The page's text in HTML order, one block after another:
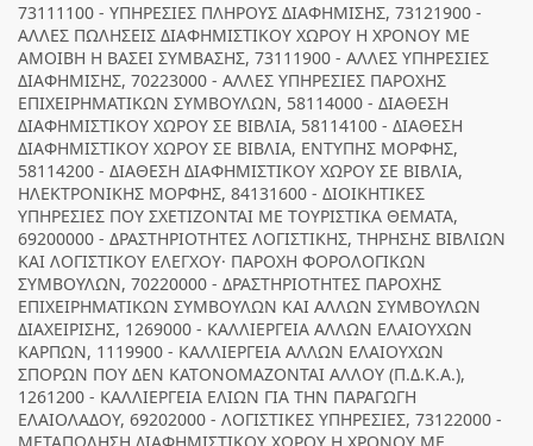
73111100 - ΥΠΗΡΕΣΙΕΣ ΠΛΗΡΟΥΣ ΔΙΑΦΗΜΙΣΗΣ, 73121900 -
ΑΛΛΕΣ ΠΩΛΗΣΕΙΣ ΔΙΑΦΗΜΙΣΤΙΚΟΥ ΧΩΡΟΥ Η ΧΡΟΝΟΥ ΜΕ
ΑΜΟΙΒΗ Η ΒΑΣΕΙ ΣΥΜΒΑΣΗΣ, 73111900 - ΑΛΛΕΣ ΥΠΗΡΕΣΙΕΣ
ΔΙΑΦΗΜΙΣΗΣ, 70223000 - ΑΛΛΕΣ ΥΠΗΡΕΣΙΕΣ ΠΑΡΟΧΗΣ
ΕΠΙΧΕΙΡΗΜΑΤΙΚΩΝ ΣΥΜΒΟΥΛΩΝ, 58114000 - ΔΙΑΘΕΣΗ
ΔΙΑΦΗΜΙΣΤΙΚΟΥ ΧΩΡΟΥ ΣΕ ΒΙΒΛΙΑ, 58114100 - ΔΙΑΘΕΣΗ
ΔΙΑΦΗΜΙΣΤΙΚΟΥ ΧΩΡΟΥ ΣΕ ΒΙΒΛΙΑ, ΕΝΤΥΠΗΣ ΜΟΡΦΗΣ,
58114200 - ΔΙΑΘΕΣΗ ΔΙΑΦΗΜΙΣΤΙΚΟΥ ΧΩΡΟΥ ΣΕ ΒΙΒΛΙΑ,
ΗΛΕΚΤΡΟΝΙΚΗΣ ΜΟΡΦΗΣ, 84131600 - ΔΙΟΙΚΗΤΙΚΕΣ
ΥΠΗΡΕΣΙΕΣ ΠΟΥ ΣΧΕΤΙΖΟΝΤΑΙ ΜΕ ΤΟΥΡΙΣΤΙΚΑ ΘΕΜΑΤΑ,
69200000 - ΔΡΑΣΤΗΡΙΟΤΗΤΕΣ ΛΟΓΙΣΤΙΚΗΣ, ΤΗΡΗΣΗΣ ΒΙΒΛΙΩΝ
ΚΑΙ ΛΟΓΙΣΤΙΚΟΥ ΕΛΕΓΧΟΥ· ΠΑΡΟΧΗ ΦΟΡΟΛΟΓΙΚΩΝ
ΣΥΜΒΟΥΛΩΝ, 70220000 - ΔΡΑΣΤΗΡΙΟΤΗΤΕΣ ΠΑΡΟΧΗΣ
ΕΠΙΧΕΙΡΗΜΑΤΙΚΩΝ ΣΥΜΒΟΥΛΩΝ ΚΑΙ ΑΛΛΩΝ ΣΥΜΒΟΥΛΩΝ
ΔΙΑΧΕΙΡΙΣΗΣ, 1269000 - ΚΑΛΛΙΕΡΓΕΙΑ ΑΛΛΩΝ ΕΛΑΙΟΥΧΩΝ
ΚΑΡΠΩΝ, 1119900 - ΚΑΛΛΙΕΡΓΕΙΑ ΑΛΛΩΝ ΕΛΑΙΟΥΧΩΝ
ΣΠΟΡΩΝ ΠΟΥ ΔΕΝ ΚΑΤΟΝΟΜΑΖΟΝΤΑΙ ΑΛΛΟΥ (Π.Δ.Κ.Α.),
1261200 - ΚΑΛΛΙΕΡΓΕΙΑ ΕΛΙΩΝ ΓΙΑ ΤΗΝ ΠΑΡΑΓΩΓΗ
ΕΛΑΙΟΛΑΔΟΥ, 69202000 - ΛΟΓΙΣΤΙΚΕΣ ΥΠΗΡΕΣΙΕΣ, 73122000 -